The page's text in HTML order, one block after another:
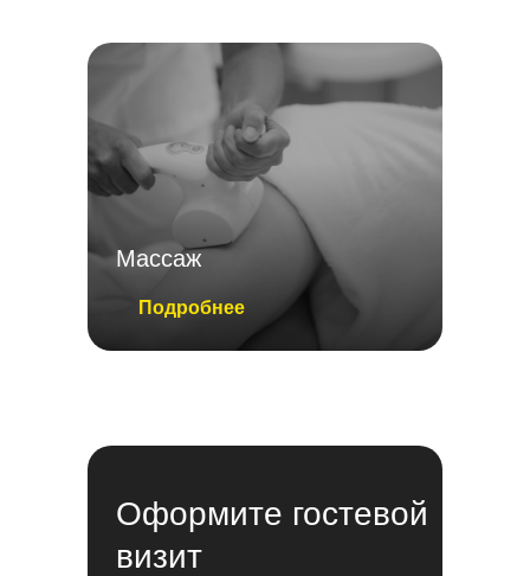
Массаж
Подробнее
Оформите гостевой
визит